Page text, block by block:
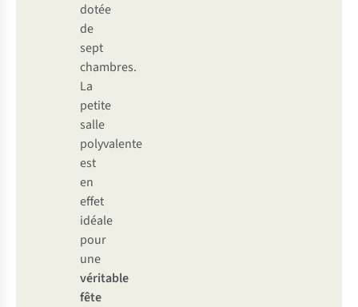
dotée
de
sept
chambres.
La
petite
salle
polyvalente
est
en
effet
idéale
pour
une
véritable
fête